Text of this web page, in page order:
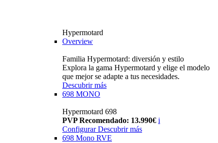
Hypermotard
Overview
Familia Hypermotard: diversión y estilo
Explora la gama Hypermotard y elige el modelo
que mejor se adapte a tus necesidades.
Descubrir más
698 MONO
Hypermotard 698
PVP Recomendado: 13.990€ i
ConfigurarDescubrir más
698 Mono RVE